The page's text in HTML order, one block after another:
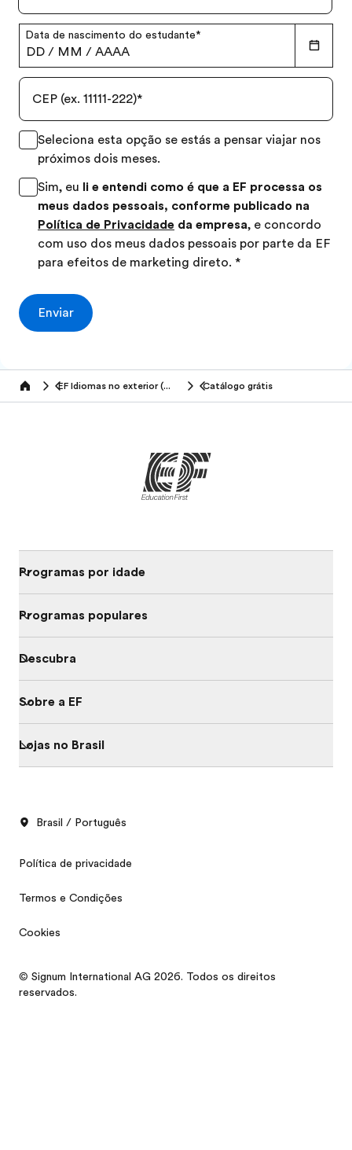
Data de nascimento do estudante*
DD / MM / AAAA
CEP (ex. 11111-222)*
Seleciona esta opção se estás a pensar viajar nos
próximos dois meses.
Sim, eu li e entendi como é que a EF processa os
meus dados pessoais, conforme publicado na
Política de Privacidade da empresa, e concordo
com uso dos meus dados pessoais por parte da EF
para efeitos de marketing direto. *
Enviar
Home EF Idiomas no exterior (50+ anos) Catálogo grátis
Programas por idade
Programas populares
Descubra
Sobre a EF
Lojas no Brasil
Brasil / Português
Política de privacidade
Termos e Condições
Cookies
© Signum International AG 2026. Todos os direitos
reservados.